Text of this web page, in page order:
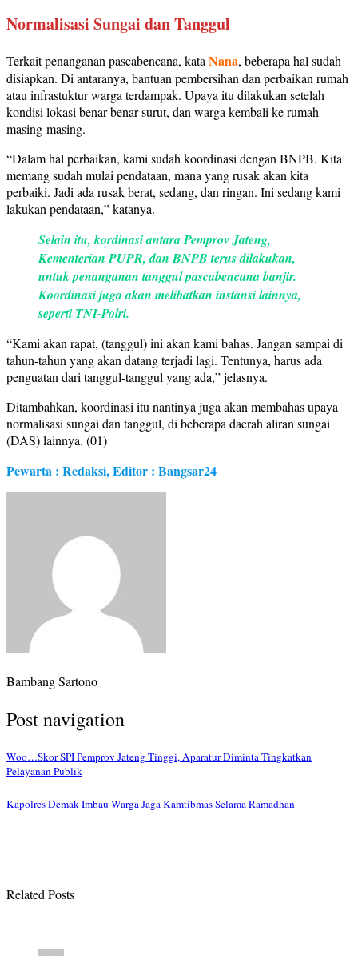
Normalisasi Sungai dan Tanggul
Terkait penanganan pascabencana, kata Nana, beberapa hal sudah
disiapkan. Di antaranya, bantuan pembersihan dan perbaikan rumah
atau infrastuktur warga terdampak. Upaya itu dilakukan setelah
kondisi lokasi benar-benar surut, dan warga kembali ke rumah
masing-masing.
“Dalam hal perbaikan, kami sudah koordinasi dengan BNPB. Kita
memang sudah mulai pendataan, mana yang rusak akan kita
perbaiki. Jadi ada rusak berat, sedang, dan ringan. Ini sedang kami
lakukan pendataan,” katanya.
Selain itu, kordinasi antara Pemprov Jateng,
Kementerian PUPR, dan BNPB terus dilakukan,
untuk penanganan tanggul pascabencana banjir.
Koordinasi juga akan melibatkan instansi lainnya,
seperti TNI-Polri.
“Kami akan rapat, (tanggul) ini akan kami bahas. Jangan sampai di
tahun-tahun yang akan datang terjadi lagi. Tentunya, harus ada
penguatan dari tanggul-tanggul yang ada,” jelasnya.
Ditambahkan, koordinasi itu nantinya juga akan membahas upaya
normalisasi sungai dan tanggul, di beberapa daerah aliran sungai
(DAS) lainnya. (01)
Pewarta : Redaksi, Editor : Bangsar24
Bambang Sartono
Post navigation
Woo…Skor SPI Pemprov Jateng Tinggi, Aparatur Diminta Tingkatkan
Pelayanan Publik
Kapolres Demak Imbau Warga Jaga Kamtibmas Selama Ramadhan
Related Posts